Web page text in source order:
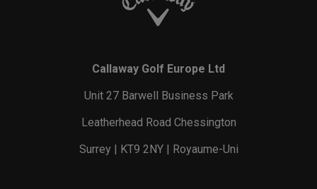
Callaway Golf Europe Ltd
Unit 27 Barwell Business Park
Leatherhead Road Chessington
Surrey | KT9 2NY | Royaume-Uni